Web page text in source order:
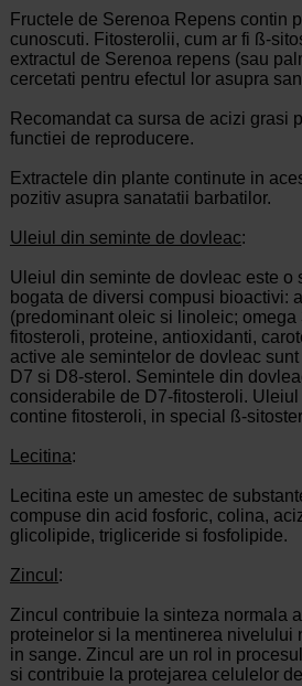
Fructele de Serenoa Repens contin
cunoscuti. Fitosterolii, cum ar fi ß-
extractul de Serenoa repens (sau
cercetati pentru efectul lor asupra
Recomandat ca sursa de acizi grasi
functiei de reproducere.
Extractele din plante continute in
pozitiv asupra sanatatii barbatilor.
Uleiul din seminte de dovleac:
Uleiul din seminte de dovleac este o
bogata de diversi compusi bioactivi:
(predominant oleic si linoleic; omega
fitosteroli, proteine, antioxidanti,
active ale semintelor de dovleac
D7 si D8-sterol. Semintele din
considerabile de D7-fitosteroli.
contine fitosteroli, in special ß-
Lecitina:
Lecitina este un amestec de
compuse din acid fosforic, colina,
glicolipide, trigliceride si fosfolipide.
Zincul :
Zincul contribuie la sinteza normala
proteinelor si la mentinerea nivelului
in sange. Zincul are un rol in
si contribuie la protejarea celulelor